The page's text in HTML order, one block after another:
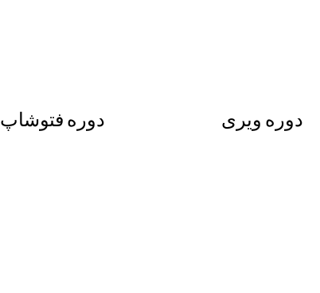
دوره فتوشاپ دوره ویری